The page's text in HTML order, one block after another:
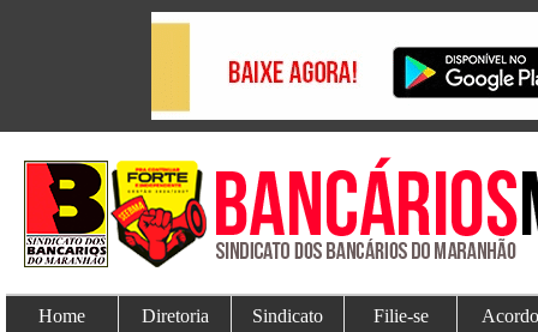
Home Diretoria Sindicato Filie-se